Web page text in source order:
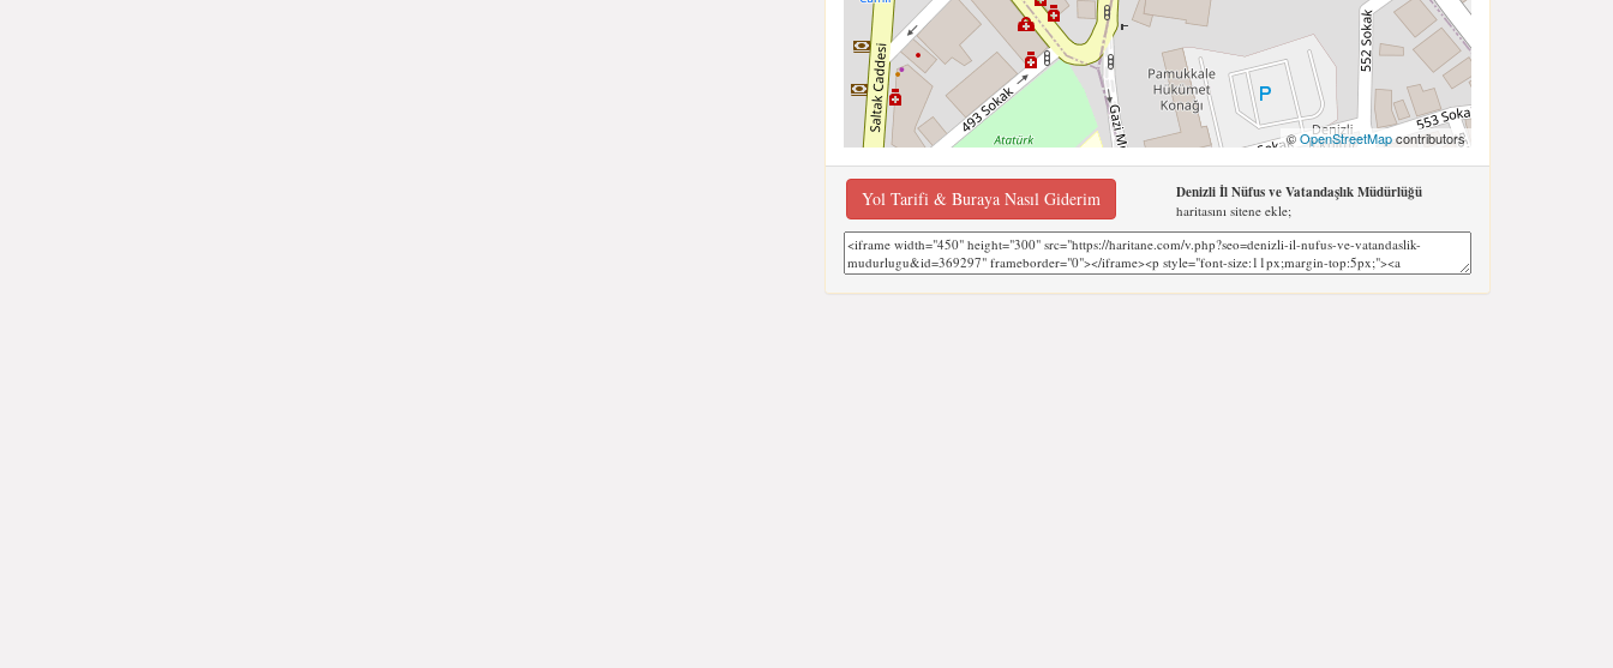
©OpenStreetMapcontributors
Yol Tarifi & Buraya Nasıl Giderim Denizli İl Nüfus ve Vatandaşlık Müdürlüğü
haritasını sitene ekle;